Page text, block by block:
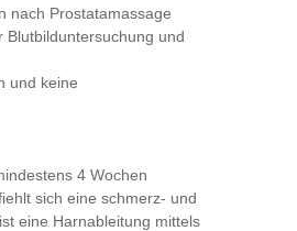
nach Prostatamassage
und
und keine
4 Wochen
sich eine schmerz- und
eine Harnableitung mittels